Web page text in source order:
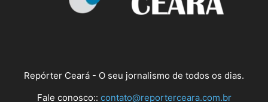
Repórter Ceará - O seu jornalismo de todos os dias.
Fale conosco:: contato@reporterceara.com.br